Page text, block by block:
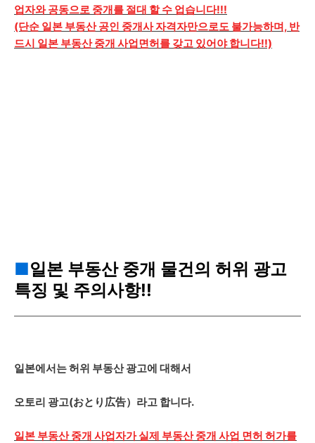
업자와 공동으로 중개를 절대 할 수 업습니다!!!
(단순 일본 부동산 공인 중개사 자격자만으로도 불가능하며, 반
드시 일본 부동산 중개 사업면허를 갖고 있어야 합니다!!)
■일본 부동산 중개 물건의 허위 광고
특징 및 주의사항!!
일본에서는 허위 부동산 광고에 대해서
오토리 광고(おとり広告）라고 합니다.
일본 부동산 중개 사업자가 실제 부동산 중개 사업 면허 허가를